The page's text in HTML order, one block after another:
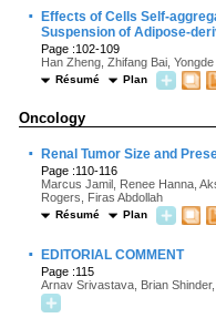
·
Effects of Cells Self-
Suspension of Adipose-
Page :102-109
Han Zheng, Zhifang Bai,
Résumé Plan
Oncology
· Renal Tumor Size and
Page :110-116
Marcus Jamil, Renee Hanna,
Rogers, Firas Abdollah
Résumé Plan
· EDITORIAL COMMENT
Page :115
Arnav Srivastava, Brian